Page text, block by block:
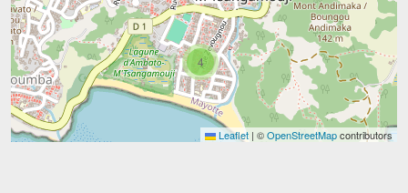
4
Leaflet | ©OpenStreetMapcontributors